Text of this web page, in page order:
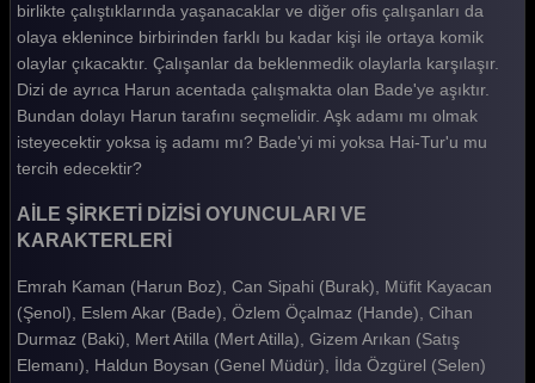
birlikte çalıştıklarında yaşanacaklar ve diğer ofis çalışanları da
olaya eklenince birbirinden farklı bu kadar kişi ile ortaya komik
olaylar çıkacaktır. Çalışanlar da beklenmedik olaylarla karşılaşır.
Dizi de ayrıca Harun acentada çalışmakta olan Bade'ye aşıktır.
Bundan dolayı Harun tarafını seçmelidir. Aşk adamı mı olmak
isteyecektir yoksa iş adamı mı? Bade'yi mi yoksa Hai-Tur'u mu
tercih edecektir?
AİLE ŞİRKETİ DİZİSİ OYUNCULARI VE
KARAKTERLERİ
Emrah Kaman (Harun Boz), Can Sipahi (Burak), Müfit Kayacan
(Şenol), Eslem Akar (Bade), Özlem Öçalmaz (Hande), Cihan
Durmaz (Baki), Mert Atilla (Mert Atilla), Gizem Arıkan (Satış
Elemanı), Haldun Boysan (Genel Müdür), İlda Özgürel (Selen)